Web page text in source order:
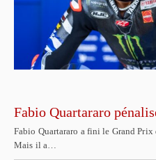
Fabio Quartararo
Fabio Quartararo a fini le Grand Prix
Mais il a…